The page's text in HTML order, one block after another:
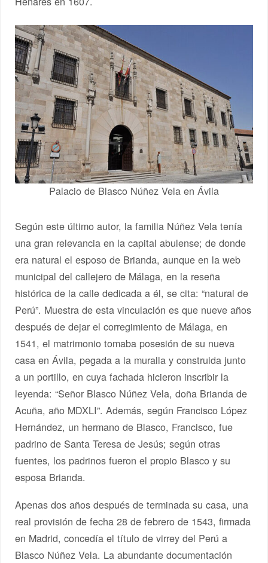
Palacio de Blasco Núñez Vela en Ávila
Según este último autor, la familia Núñez Vela tenía
una gran relevancia en la capital abulense; de donde
era natural el esposo de Brianda, aunque en la web
municipal del callejero de Málaga, en la reseña
histórica de la calle dedicada a él, se cita: “natural de
Perú”. Muestra de esta vinculación es que nueve años
después de dejar el corregimiento de Málaga, en
1541, el matrimonio tomaba posesión de su nueva
casa en Ávila, pegada a la muralla y construida junto
a un portillo, en cuya fachada hicieron inscribir la
leyenda: “Señor Blasco Núñez Vela, doña Brianda de
Acuña, año MDXLI”. Además, según Francisco López
Hernández, un hermano de Blasco, Francisco, fue
padrino de Santa Teresa de Jesús; según otras
fuentes, los padrinos fueron el propio Blasco y su
esposa Brianda.
Apenas dos años después de terminada su casa, una
real provisión de fecha 28 de febrero de 1543, firmada
en Madrid, concedía el título de virrey del Perú a
Blasco Núñez Vela. La abundante documentación